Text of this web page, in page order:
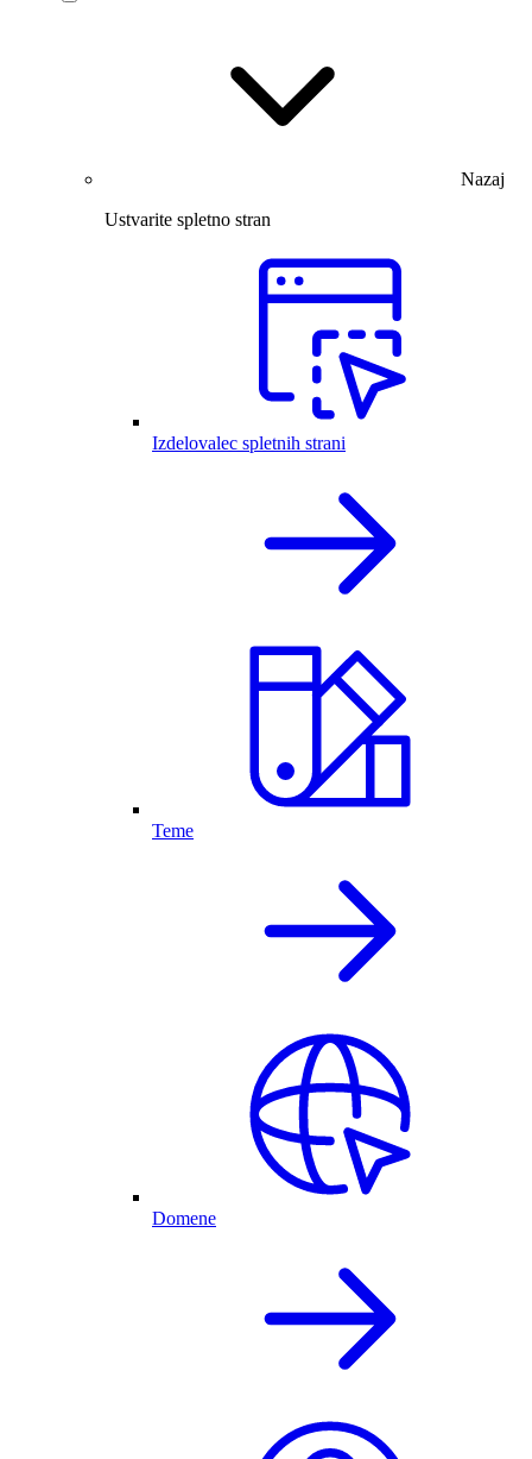
Nazaj
Ustvarite spletno stran
Izdelovalec spletnih strani
Teme
Domene